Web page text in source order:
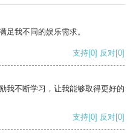
足我不同的娱乐需求。
支持[0] 反对[0]
我不断学习，让我能够取得更好的
支持[0] 反对[0]